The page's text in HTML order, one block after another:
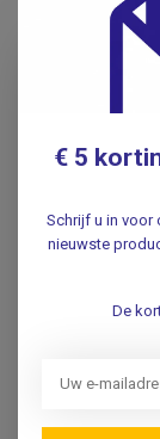
Vertrouwd
Voor
Pick-up
Specificaties
€ 5
Schrijf u in voor
nieuwste
De